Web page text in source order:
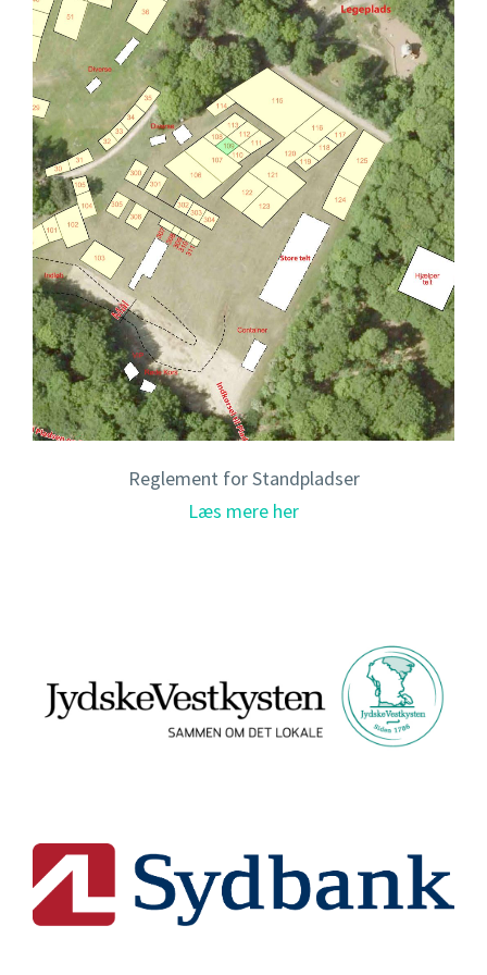
Stjernetider
Årgangsrekorder
Nyheder
LINKS
Reglement for Standpladser
Læs mere her